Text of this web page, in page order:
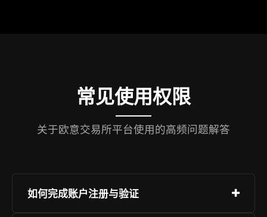
常见使用权限
关于欧意交易所平台使用的高频问题解答
如何完成账户注册与验证